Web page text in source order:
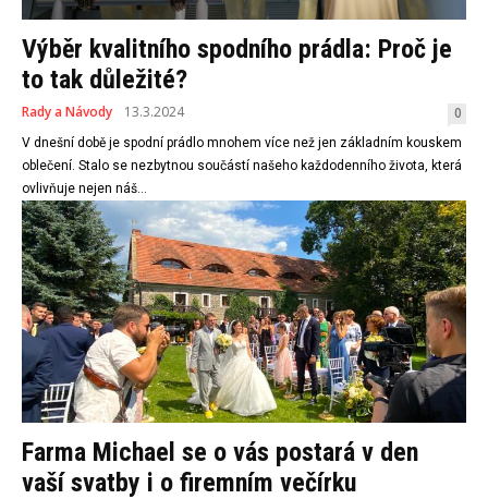
Výběr kvalitního spodního prádla: Proč je
to tak důležité?
Rady a Návody 13.3.2024 0
V dnešní době je spodní prádlo mnohem více než jen základním kouskem
oblečení. Stalo se nezbytnou součástí našeho každodenního života, která
ovlivňuje nejen náš...
Farma Michael se o vás postará v den
vaší svatby i o firemním večírku